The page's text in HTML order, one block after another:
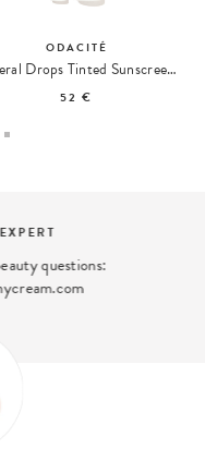
ODACITÉ
Mineral Drops Tinted Sunscreen SPF 50
52 €
questions: